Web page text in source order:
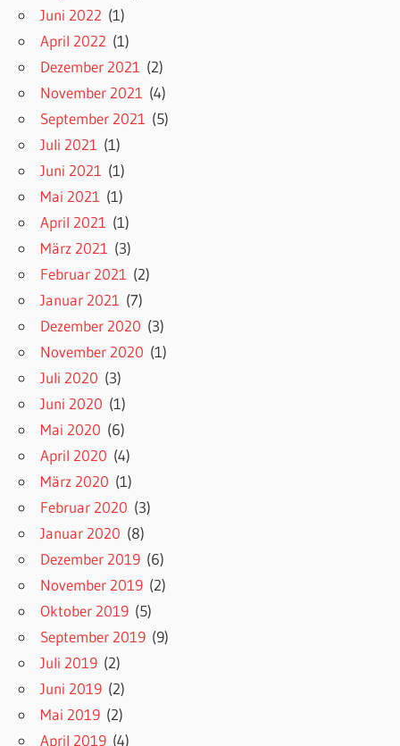
Juni 2022 (1)
April 2022 (1)
Dezember 2021 (2)
November 2021 (4)
September 2021 (5)
Juli 2021 (1)
Juni 2021 (1)
Mai 2021 (1)
April 2021 (1)
März 2021 (3)
Februar 2021 (2)
Januar 2021 (7)
Dezember 2020 (3)
November 2020 (1)
Juli 2020 (3)
Juni 2020 (1)
Mai 2020 (6)
April 2020 (4)
März 2020 (1)
Februar 2020 (3)
Januar 2020 (8)
Dezember 2019 (6)
November 2019 (2)
Oktober 2019 (5)
September 2019 (9)
Juli 2019 (2)
Juni 2019 (2)
Mai 2019 (2)
April 2019 (4)